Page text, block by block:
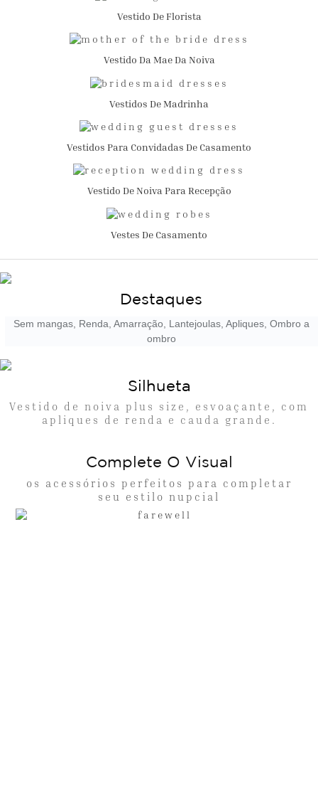
Vestido De Florista
Vestido Da Mae Da Noiva
Vestidos De Madrinha
Vestidos Para Convidadas De Casamento
Vestido De Noiva Para Recepção
Vestes De Casamento
Destaques
Sem mangas, Renda, Amarração, Lantejoulas, Apliques, Ombro a
ombro
Silhueta
Vestido de noiva plus size, esvoaçante, com
apliques de renda e cauda grande.
Complete O Visual
os acessórios perfeitos para completar
seu estilo nupcial